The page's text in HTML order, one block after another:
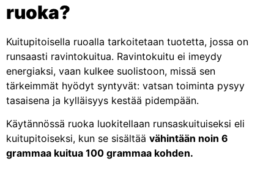
ruoka?
Kuitupitoisella ruoalla tarkoitetaan tuotetta, jossa on
runsaasti ravintokuitua. Ravintokuitu ei imeydy
energiaksi, vaan kulkee suolistoon, missä sen
tärkeimmät hyödyt syntyvät: vatsan toiminta pysyy
tasaisena ja kylläisyys kestää pidempään.
Käytännössä ruoka luokitellaan runsaskuituiseksi eli
kuitupitoiseksi, kun se sisältää vähintään noin 6
grammaa kuitua 100 grammaa kohden.